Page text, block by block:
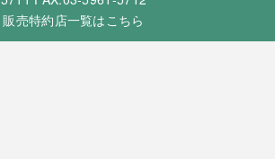
販売特約店一覧はこちら